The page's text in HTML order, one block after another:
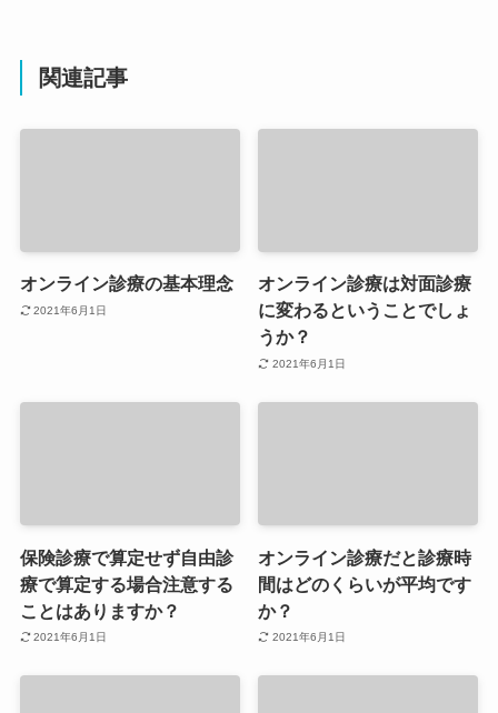
関連記事
オンライン診療の基本理念
2021年6月1日
オンライン診療は対面診療
に変わるということでしょ
うか？
2021年6月1日
保険診療で算定せず自由診
療で算定する場合注意する
ことはありますか？
2021年6月1日
オンライン診療だと診療時
間はどのくらいが平均です
か？
2021年6月1日